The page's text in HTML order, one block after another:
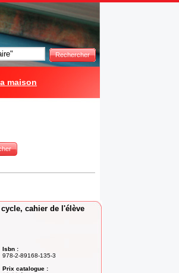
Rechercher
maison
cahier de l'élève
Isbn :
978-2-89168-135-3
Prix catalogue :